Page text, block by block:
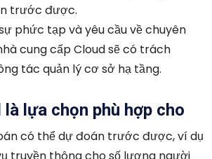
trước được.
phức tạp và yêu cầu về chuyên
cung cấp Cloud sẽ có trách
tác quản lý cơ sở hạ tầng.
là lựa chọn phù hợp cho
có thể dự đoán trước được, ví dụ